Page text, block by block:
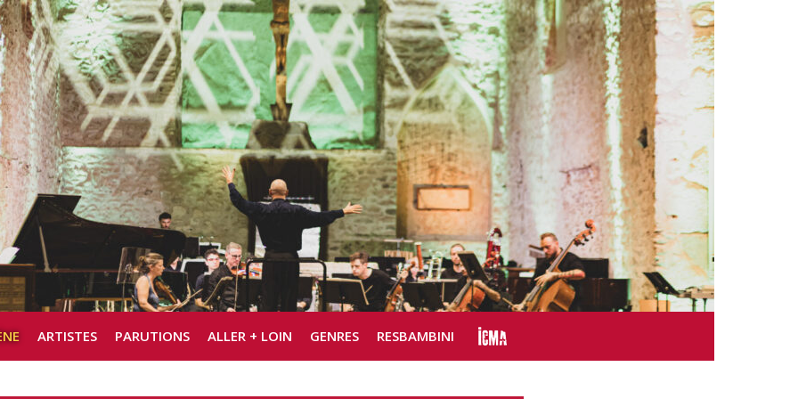
ARTISTES PARUTIONS ALLER + LOIN GENRES RESBAMBINI